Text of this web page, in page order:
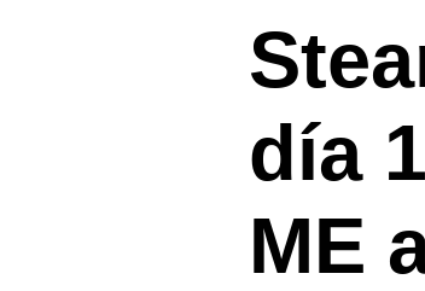
día
ME